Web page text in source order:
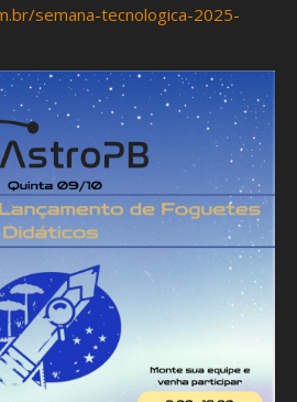
semana-tecnologica-2025-